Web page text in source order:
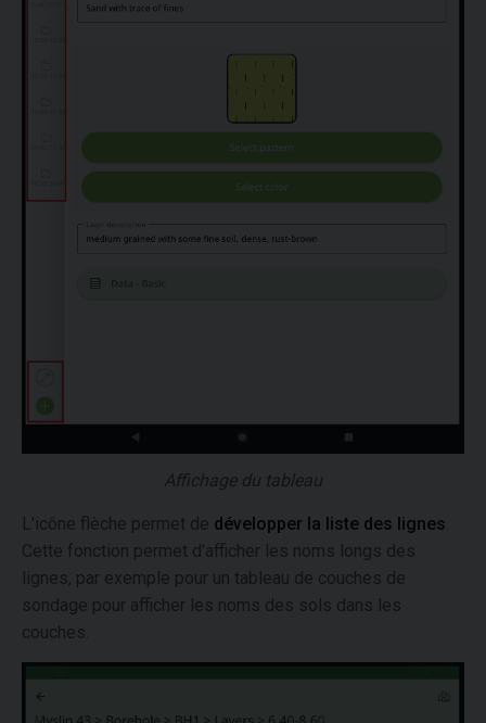
Affichage du tableau
L'icône flèche permet de développer la liste des lignes
Cette fonction permet d'afficher les noms longs des
lignes, par exemple pour un tableau de couches de
sondage pour afficher les noms des sols dans les
couches.